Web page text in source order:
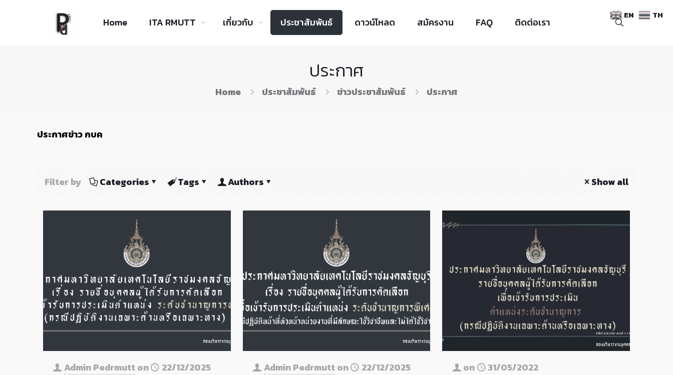
Home ITA RMUTT เกี่ยวกับ ประชาสัมพันธ์ ดาวน์โหลด สมัครงาน FAQ ติดต่อเรา
ประกาศ
Home ประชาสัมพันธ์ ข่าวประชาสัมพันธ์ ประกาศ
ประกาศข่าว กบค
Filter by Categories Tags Authors Show all
Admin Pedrmutton 22/12/2025 Admin Pedrmutt on 22/12/2025 on 31/05/2022
EN TH